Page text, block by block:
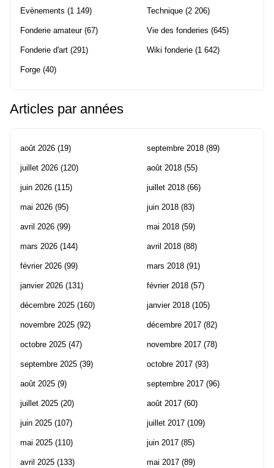
Evènements (1 149)
Fonderie amateur(67)
Fonderie d'art (291)
Forge (40)
Technique (2 206)
Vie des fonderies (645)
Wiki fonderie (1 642)
Articles par années
août 2026 (19)
juillet 2026 (120)
juin 2026 (115)
mai 2026 (95)
avril 2026 (99)
mars 2026 (144)
février 2026 (99)
janvier 2026 (131)
décembre 2025 (160)
novembre 2025 (92)
octobre 2025 (47)
septembre 2025 (39)
août 2025 (9)
juillet 2025 (20)
juin 2025 (107)
mai 2025 (110)
avril 2025 (133)
septembre 2018 (89)
août 2018 (55)
juillet 2018 (66)
juin 2018 (83)
mai 2018 (59)
avril 2018 (88)
mars 2018 (91)
février 2018 (57)
janvier 2018 (105)
décembre 2017 (82)
novembre 2017 (78)
octobre 2017 (93)
septembre 2017 (96)
août 2017 (60)
juillet 2017 (109)
juin 2017 (85)
mai 2017 (89)